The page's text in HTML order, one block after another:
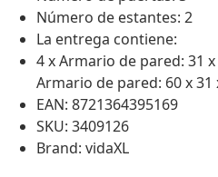
Número de estantes: 2
La entrega contiene:
4 x Armario de pared: 31 x
Armario de pared: 60 x 31
EAN: 8721364395169
SKU: 3409126
Brand: vidaXL